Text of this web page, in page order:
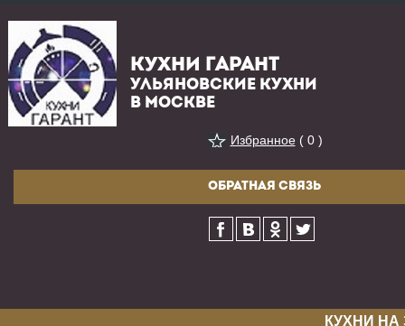
КУХНИ ГАРАНТ
УЛЬЯНОВСКИЕ КУХНИ
В МОСКВЕ
Избранное( 0 )
ОБРАТНАЯ СВЯЗЬ
КУХНИ